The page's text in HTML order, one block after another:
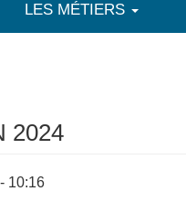
LES MÉTIERS
2024
10:16